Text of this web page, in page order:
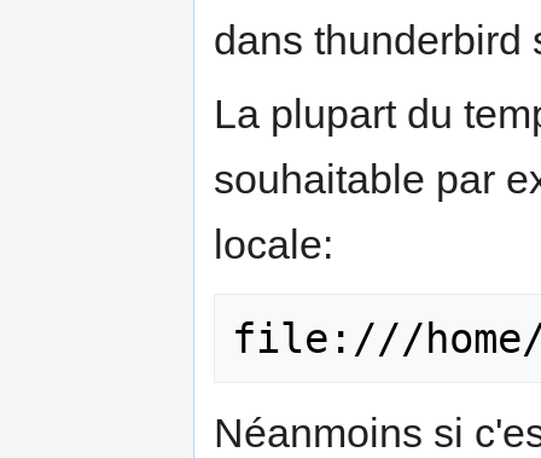
dans thunderbird
La plupart du
souhaitable par
locale:
file:///home/
Néanmoins si